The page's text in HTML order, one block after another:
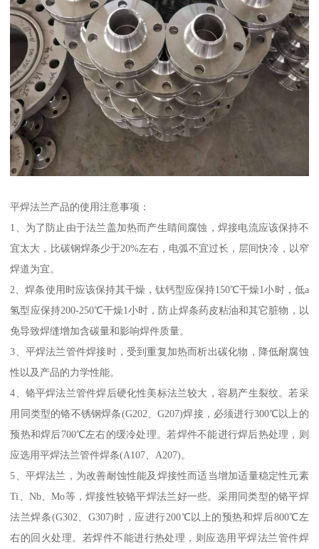
平焊法兰产品的使用注意事项：
1、为了防止由于法兰盖加热而产生睛间腐蚀，焊接电流应该保持不
宜太大，比碳钢焊条少于20%左右，电弧不宜过长，层间快冷，以窄
焊道为宜。
2、焊条使用时应该保持其干燥，钛钙型应保持150℃干燥1小时，低a
氢型应保持200-250℃干燥1小时，防止焊条药皮粘油和其它脏物，以
免导致焊缝增加含碳量和影响焊件质量。
3、平焊法兰管件焊接时，受到重复加热而析出碳化物，降低耐腐蚀
性以及产品的力学性能。
4、铬平焊法兰管件焊后硬化性美标法兰较大，容易产生裂纹。若采
用同类型的铬不锈钢焊条(G202、G207)焊接，必须进行300℃以上的
预热和焊后700℃左右的缓冷处理。若焊件不能进行焊后热处理，则
应选用平焊法兰管件焊条(A107、A207)。
5、平焊法兰，为改善耐蚀性能及焊接性而适当增加适量稳定性元素
Ti、Nb、Mo等，焊接性较铬平焊法兰好一些。采用同类型的铬平焊
法兰焊条(G302、G307)时，应进行200℃以上的预热和焊后800℃左
右的回火处理。若焊件不能进行热处理，则应选用平焊法兰管件焊